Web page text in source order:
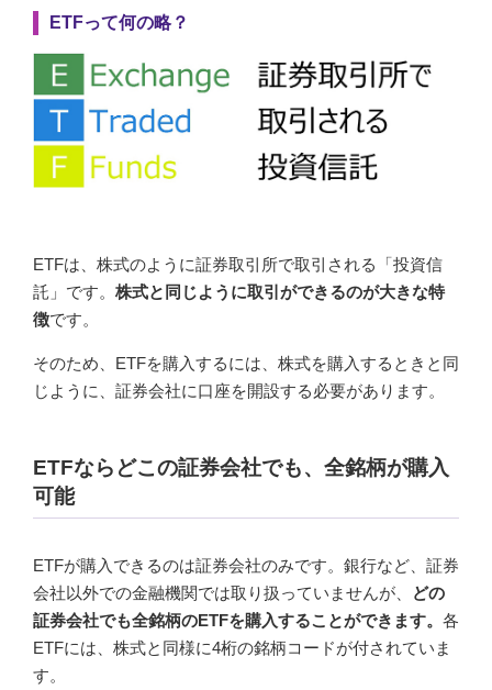
ETFって何の略？
ETFは、株式のように証券取引所で取引される「投資信
託」です。 株式と同じように取引ができるのが大きな特
徴です。
そのため、ETFを購入するには、株式を購入するときと同
じように、証券会社に口座を開設する必要があります。
ETFならどこの証券会社でも、全銘柄が購入
可能
ETFが購入できるのは証券会社のみです。銀行など、証券
会社以外での金融機関では取り扱っていませんが、
どの
証券会社でも全銘柄のETFを購入することができます。 各
ETFには、株式と同様に4桁の銘柄コードが付されていま
す。